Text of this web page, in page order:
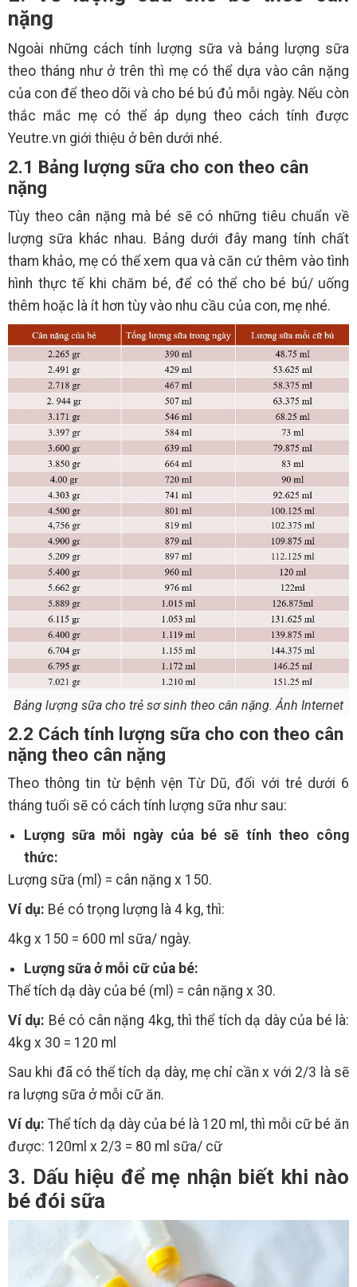
nặng
Ngoài những cách tính lượng sữa và bảng lượng sữa
theo tháng như ở trên thì mẹ có thể dựa vào cân nặng
của con để theo dõi và cho bé bú đủ mỗi ngày. Nếu còn
thắc mắc mẹ có thể áp dụng theo cách tính được
Yeutre.vn giới thiệu ở bên dưới nhé.
2.1 Bảng lượng sữa cho con theo cân
nặng
Tùy theo cân nặng mà bé sẽ có những tiêu chuẩn về
lượng sữa khác nhau. Bảng dưới đây mang tính chất
tham khảo, mẹ có thể xem qua và căn cứ thêm vào tình
hình thực tế khi chăm bé, để có thể cho bé bú/ uống
thêm hoặc là ít hơn tùy vào nhu cầu của con, mẹ nhé.
Bảng lượng sữa cho trẻ sơ sinh theo cân nặng. Ảnh Internet
2.2 Cách tính lượng sữa cho con theo cân
nặng theo cân nặng
Theo thông tin từ bệnh vện Từ Dũ, đối với trẻ dưới 6
tháng tuổi sẽ có cách tính lượng sữa như sau:
Lượng sữa mỗi ngày của bé sẽ tính theo công
thức:
Lượng sữa (ml) = cân nặng x 150.
Ví dụ: Bé có trọng lượng là 4 kg, thì:
4kg x 150 = 600 ml sữa/ ngày.
Lượng sữa ở mỗi cữ của bé:
Thể tích dạ dày của bé (ml) = cân nặng x 30.
Ví dụ: Bé có cân nặng 4kg, thì thể tích dạ dày của bé là:
4kg x 30 = 120 ml
Sau khi đã có thể tích dạ dày, mẹ chỉ cần x với 2/3 là sẽ
ra lượng sữa ở mỗi cữ ăn.
Ví dụ: Thể tích dạ dày của bé là 120 ml, thì mỗi cữ bé ăn
được: 120ml x 2/3 = 80 ml sữa/ cữ
3. Dấu hiệu để mẹ nhận biết khi nào
bé đói sữa